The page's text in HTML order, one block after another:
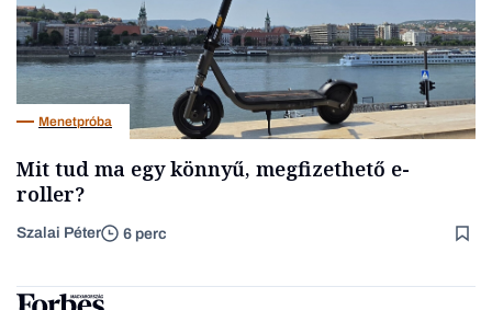
Menetpróba
Mit tud ma egy könnyű, megfizethető e-
roller?
Szalai Péter 6 perc